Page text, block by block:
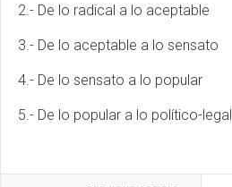
2.- De lo radical a lo aceptable
3.- De lo aceptable a lo sensato
4.- De lo sensato a lo popular
5.- De lo popular a lo político-legal